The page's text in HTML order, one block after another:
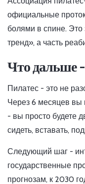
официальные
болями в спине.
тренд», а часть
Что дальше
Пилатес - это не
Через 6 месяцев вы
- вы просто будете
сидеть, вставать,
Следующий шаг -
государственные
прогнозам, к 2030